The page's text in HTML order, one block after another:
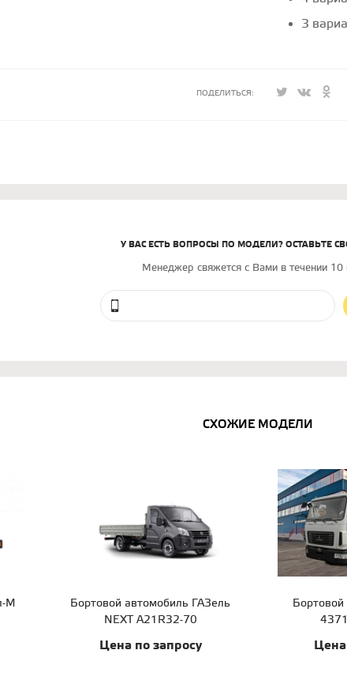
3
ПОДЕЛИТЬСЯ:
У ВАС ЕСТЬ ВОПРОСЫ ПО МОДЕЛИ? ОСТАВЬТЕ
Менеджер свяжется с Вами в течении 10
СХОЖИЕ МОДЕЛИ
М
Бортовой автомобиль ГАЗель
NEXT A21R32-70
Цена по запросу Цена